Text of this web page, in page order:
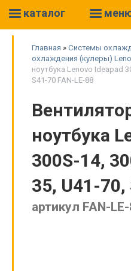
каталог
Главная » Системы
охлаждения (кулеры)
ноутбука Lenovo Ideapad
S41-70 FAN-LE-88
ноутбука
300S-14,
35, U41-70,
артикул FAN-